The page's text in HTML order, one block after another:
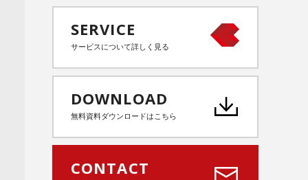
SERVICE
サービスについて詳しく見る
DOWNLOAD
無料資料ダウンロードはこちら
CONTACT